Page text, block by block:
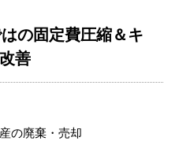
の固定費圧縮＆キ
善
の廃棄・売却